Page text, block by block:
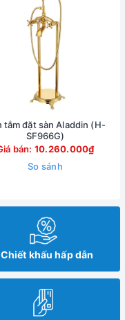
tắm đặt sàn Aladdin (H-
SF966G)
bán: 10.260.000₫
So sánh
Chiết khấu hấp dẫn